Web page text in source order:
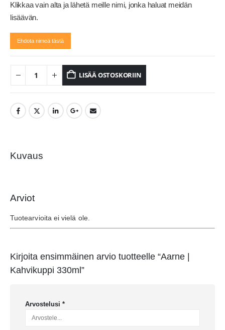
Klikkaa vain alta ja lähetä meille nimi, jonka haluat meidän
lisäävän.
Ehdota nimeä tästä
LISÄÄ OSTOSKORIIN
Kuvaus
Arviot
Tuotearvioita ei vielä ole.
Kirjoita ensimmäinen arvio tuotteelle “Aarne |
Kahvikuppi 330ml”
Arvostelusi *